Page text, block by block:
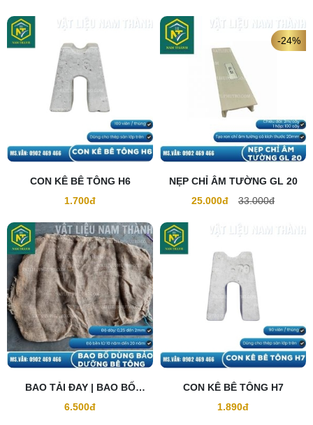
CON KÊ BÊ TÔNG H6
1.700đ
NẸP CHỈ ÂM TƯỜNG GL 20
25.000đ
33.000đ
-24%
BAO TẢI ĐAY | BAO BỐ
DƯỠNG ẨM BÊ TÔNG
6.500đ
CON KÊ BÊ TÔNG H7
1.890đ